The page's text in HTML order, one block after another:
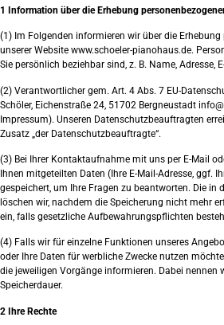
1 Information über die Erhebung
(1) Im Folgenden informieren wir über die
unserer Website www.schoeler-pianohaus.de.
Sie persönlich beziehbar sind, z. B. Name, Adresse,
(2) Verantwortlicher gem. Art. 4 Abs. 7 EU-
Schöler, Eichenstraße 24, 51702 Bergneustadt
Impressum). Unseren Datenschutzbeauftragten
Zusatz „der Datenschutzbeauftragte“.
(3) Bei Ihrer Kontaktaufnahme mit uns per E-Mail
Ihnen mitgeteilten Daten (Ihre E-Mail-Adresse, ggf.
gespeichert, um Ihre Fragen zu beantworten. Die
löschen wir, nachdem die Speicherung nicht mehr
ein, falls gesetzliche Aufbewahrungspflichten
(4) Falls wir für einzelne Funktionen unseres
oder Ihre Daten für werbliche Zwecke nutzen
die jeweiligen Vorgänge informieren. Dabei nennen
Speicherdauer.
2 Ihre Rechte